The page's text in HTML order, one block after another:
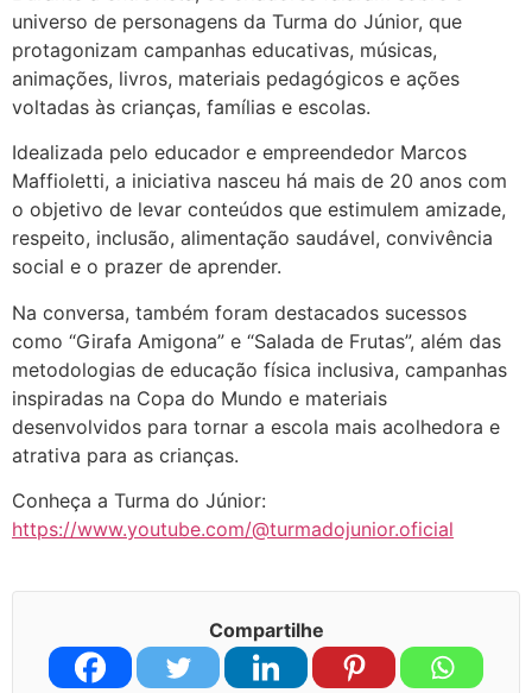
universo de personagens da Turma do Júnior, que
protagonizam campanhas educativas, músicas,
animações, livros, materiais pedagógicos e ações
voltadas às crianças, famílias e escolas.
Idealizada pelo educador e empreendedor Marcos
Maffioletti, a iniciativa nasceu há mais de 20 anos com
o objetivo de levar conteúdos que estimulem amizade,
respeito, inclusão, alimentação saudável, convivência
social e o prazer de aprender.
Na conversa, também foram destacados sucessos
como “Girafa Amigona” e “Salada de Frutas”, além das
metodologias de educação física inclusiva, campanhas
inspiradas na Copa do Mundo e materiais
desenvolvidos para tornar a escola mais acolhedora e
atrativa para as crianças.
Conheça a Turma do Júnior:
https://www.youtube.com/@turmadojunior.oficial
Compartilhe